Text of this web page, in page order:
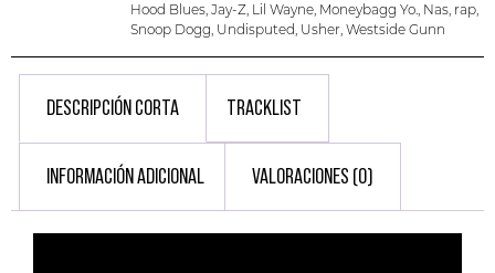
Hood Blues, Jay-Z, Lil Wayne, Moneybagg Yo., Nas, rap,
Snoop Dogg, Undisputed, Usher, Westside Gunn
DESCRIPCIÓN CORTA TRACKLIST
INFORMACIÓN ADICIONAL VALORACIONES (0)